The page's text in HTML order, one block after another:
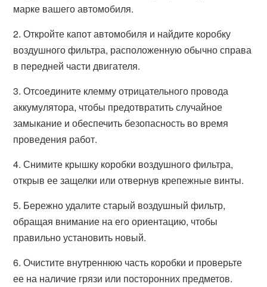
марке вашего автомобиля.
2. Откройте капот автомобиля и найдите коробку
воздушного фильтра, расположенную обычно справа
в передней части двигателя.
3. Отсоедините клемму отрицательного провода
аккумулятора, чтобы предотвратить случайное
замыкание и обеспечить безопасность во время
проведения работ.
4. Снимите крышку коробки воздушного фильтра,
открыв ее защелки или отвернув крепежные винты.
5. Бережно удалите старый воздушный фильтр,
обращая внимание на его ориентацию, чтобы
правильно установить новый.
6. Очистите внутреннюю часть коробки и проверьте
ее на наличие грязи или посторонних предметов.